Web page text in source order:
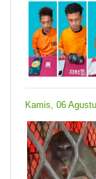
Kamis, 06